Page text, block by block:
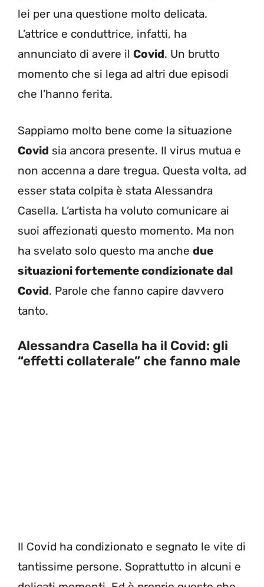
lei per una questione molto delicata.
L’attrice e conduttrice, infatti, ha
annunciato di avere il Covid. Un brutto
momento che si lega ad altri due episodi
che l’hanno ferita.
Sappiamo molto bene come la situazione
Covid sia ancora presente. Il virus mutua e
non accenna a dare tregua. Questa volta, ad
esser stata colpita è stata Alessandra
Casella. L’artista ha voluto comunicare ai
suoi affezionati questo momento. Ma non
ha svelato solo questo ma anche due
situazioni fortemente condizionate dal
Covid. Parole che fanno capire davvero
tanto.
Alessandra Casella ha il Covid: gli
“effetti collaterale” che fanno male
Il Covid ha condizionato e segnato le vite di
tantissime persone. Soprattutto in alcuni e